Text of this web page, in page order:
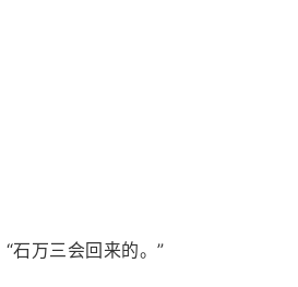
石万三会回来的。”